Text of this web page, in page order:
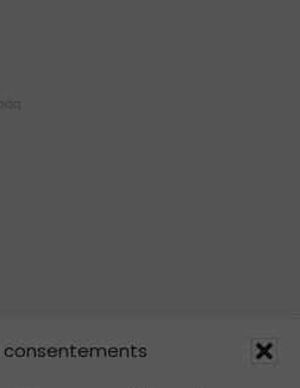
consentements